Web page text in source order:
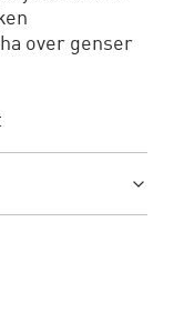
over genser